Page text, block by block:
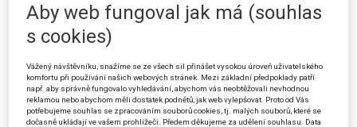
daňového řádu, irelevantní. Uplynutím lhůty podle § 148 odst. 3
daňového řádu se na běhu lhůt podle § 38r odst. 2 zákona o daních z
příjmů nic nezměnilo. Tyto lhůty platí bez ohledu na to, zda je či není u
Městský soud nicméně odmítl názor žalovaného, že se lhůta pro
stanovení daně za období roku 2009, včetně zdaňovacích období 2010
až 2014, nově odvíjí od lhůty pro stanovení daně za zdaňovací období
Aby web fungoval jak má (souhlas
s cookies)
Vážený návštěvníku, snažíme se ze všech sil přinášet vysokou úroveň uživatelského
komfortu při používání našich webových stránek. Mezi základní předpoklady patří
např. aby správně fungovalo vyhledávání, abychom vás neobtěžovali nevhodnou
reklamou nebo abychom měli dostatek podnětů, jak web vylepšovat. Proto od Vás
potřebujeme souhlas se zpracováním souborů cookies, tj. malých souborů, které se
dočasně ukládají ve vašem prohlížeči. Předem děkujeme za udělení souhlasu. Data